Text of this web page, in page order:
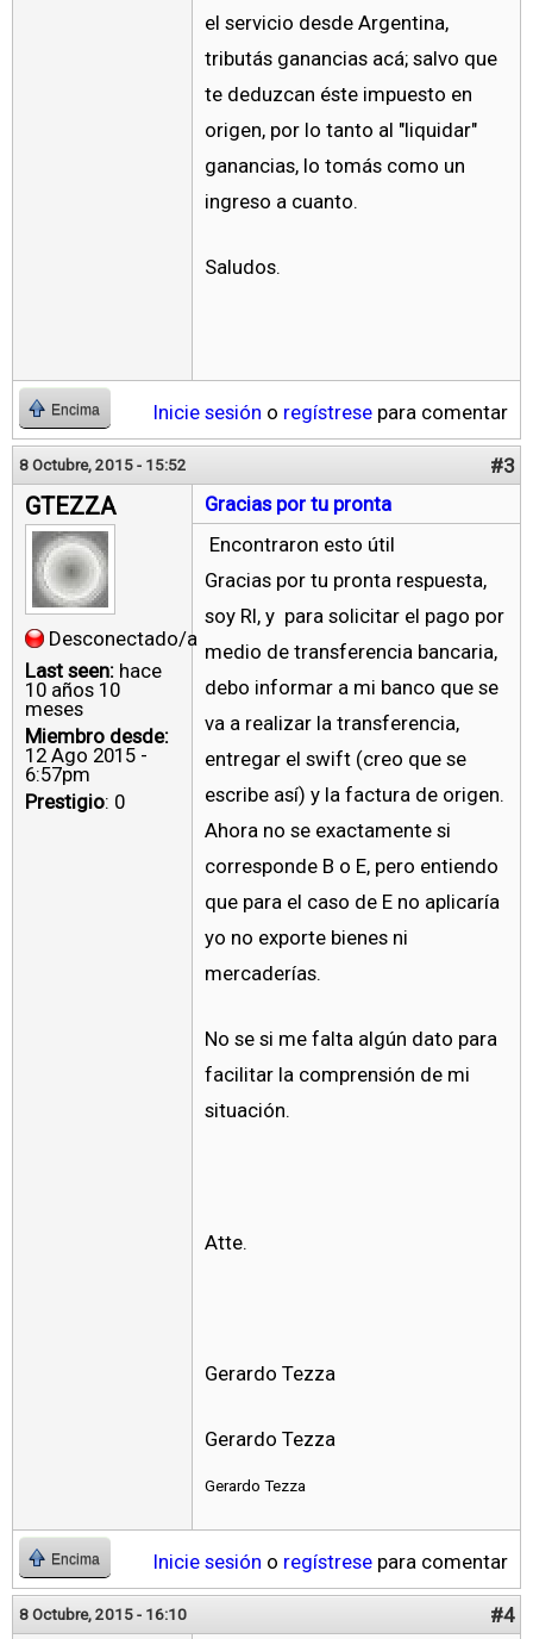
el servicio desde Argentina,
tributás ganancias acá; salvo que
te deduzcan éste impuesto en
origen, por lo tanto al "liquidar"
ganancias, lo tomás como un
ingreso a cuanto.
Saludos.
Encima Inicie sesión o regístrese para comentar
8 Octubre, 2015 - 15:52 #3
GTEZZA
Desconectado/a
Last seen: hace
10 años 10
meses
Miembro desde:
12 Ago 2015 -
6:57pm
Prestigio: 0
Gracias por tu pronta
Encontraron esto útil
Gracias por tu pronta respuesta,
soy RI, y para solicitar el pago por
medio de transferencia bancaria,
debo informar a mi banco que se
va a realizar la transferencia,
entregar el swift (creo que se
escribe así) y la factura de origen.
Ahora no se exactamente si
corresponde B o E, pero entiendo
que para el caso de E no aplicaría
yo no exporte bienes ni
mercaderías.
No se si me falta algún dato para
facilitar la comprensión de mi
situación.
Atte.
Gerardo Tezza
Gerardo Tezza
Gerardo Tezza
Encima Inicie sesión o regístrese para comentar
8 Octubre, 2015 - 16:10 #4